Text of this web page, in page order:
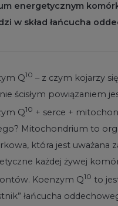
energetycznym
w skład łańcucha
Q10 – z czym kojarzy
ścisłym powiązaniem
Q10 + serce +
Mitochondrium to
która jest uważana
każdej żywej
Koenzym Q10 to
łańcucha